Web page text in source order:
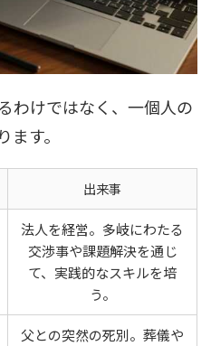
わけではなく、一個人の
す。
出来事
法人を経営。多岐にわたる
交渉事や課題解決を通じ
て、実践的なスキルを培
う。
父との突然の死別。葬儀や